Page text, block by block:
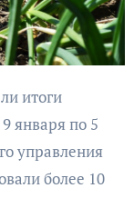
января по 5
управления
более 10